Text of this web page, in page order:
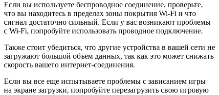
Если вы используете беспроводное соединение, проверьте,
что вы находитесь в пределах зоны покрытия Wi-Fi и что
сигнал достаточно сильный. Если у вас возникают проблемы
с Wi-Fi, попробуйте использовать проводное подключение.
Также стоит убедиться, что другие устройства в вашей сети не
загружают большой объем данных, так как это может снижать
скорость вашего интернет-соединения.
Если вы все еще испытываете проблемы с зависанием игры
на экране загрузки, попробуйте перезагрузить свою игровую